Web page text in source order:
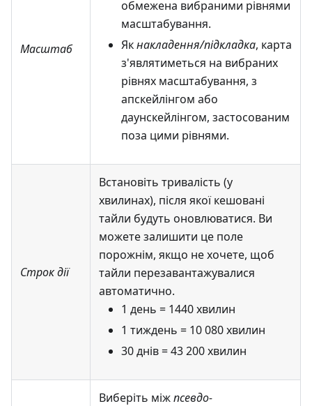
Масштаб
обмежена вибраними рівнями
масштабування.
Якнакладення/підкладка, карта
з'являтиметься на вибраних
рівнях масштабування, з
апскейлінгом або
даунскейлінгом, застосованим
поза цими рівнями.
Строк дії
Встановіть тривалість (у
хвилинах), після якої кешовані
тайли будуть оновлюватися. Ви
можете залишити це поле
порожнім, якщо не хочете, щоб
тайли перезавантажувалися
автоматично.
1 день = 1440 хвилин
1 тиждень = 10 080 хвилин
30 днів = 43 200 хвилин
Виберіть міжпсевдо-